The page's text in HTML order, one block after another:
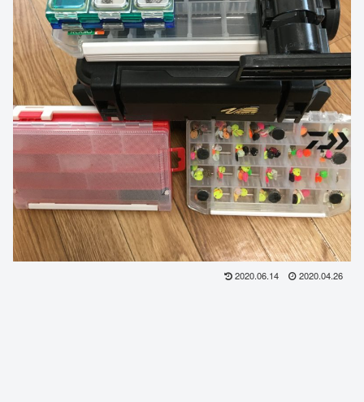
2020.06.14 2020.04.26